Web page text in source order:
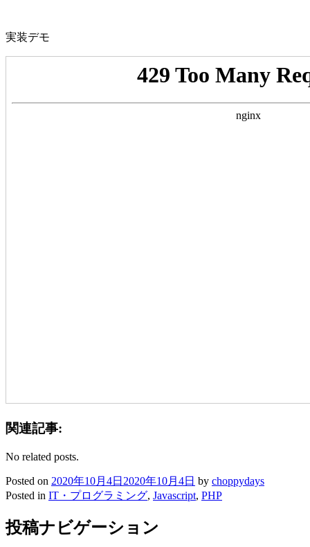
実装デモ
関連記事:
No related posts.
Posted on 2020年10月4日 2020年10月4日 by choppydays
Posted in IT・プログラミング, Javascript, PHP
投稿ナビゲーション